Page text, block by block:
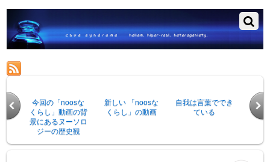
今回の「noosな
くらし」動画の背
景にあるヌーソロ
ジーの歴史観
新しい 「noosな
くらし」の動画
自我は言葉ででき
ている
死の